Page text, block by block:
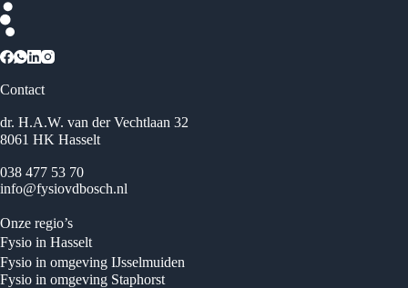
Contact
dr. H.A.W. van der Vechtlaan 32
8061 HK Hasselt
038 477 53 70
info@fysiovdbosch.nl
Onze regio’s
Fysio in Hasselt
Fysio in omgeving IJsselmuiden
Fysio in omgeving Staphorst